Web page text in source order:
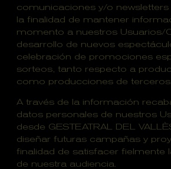
comunicaciones y/o
la finalidad de mantener
momento a nuestros Usuarios/
desarrollo de nuevos
celebración de promociones
sorteos, tanto respecto a
como producciones de terceros.
A través de la información
datos personales de nuestros
desde GESTEATRAL DEL
diseñar futuras campañas y
finalidad de satisfacer fielmente
de nuestra audiencia.